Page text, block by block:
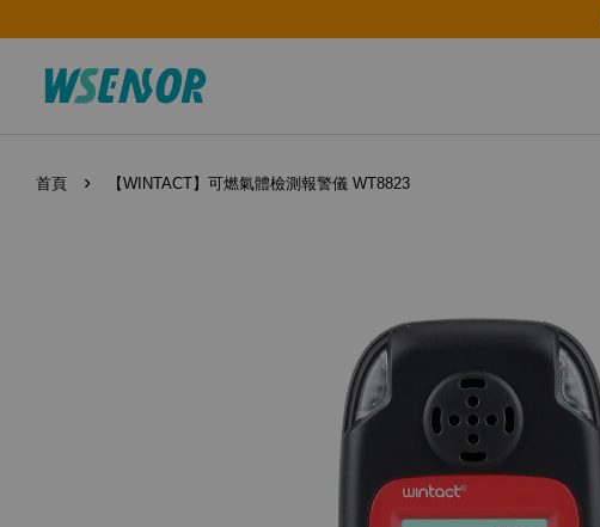
首頁 › 【WINTACT】可燃氣體檢測報警儀 WT8823